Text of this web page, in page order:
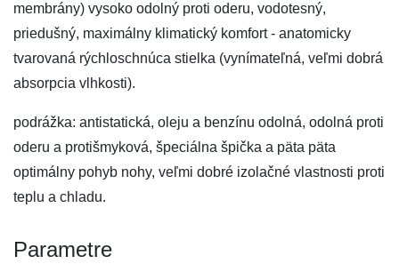
membrány) vysoko odolný proti oderu, vodotesný,
priedušný, maximálny klimatický komfort - anatomicky
tvarovaná rýchloschnúca stielka (vynímateľná, veľmi dobrá
absorpcia vlhkosti).
podrážka: antistatická, oleju a benzínu odolná, odolná proti
oderu a protišmyková, špeciálna špička a päta päta
optimálny pohyb nohy, veľmi dobré izolačné vlastnosti proti
teplu a chladu.
Parametre